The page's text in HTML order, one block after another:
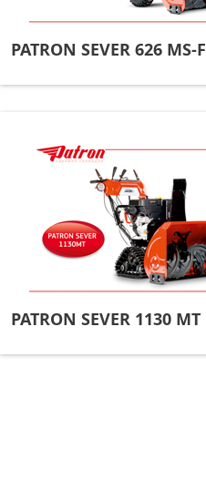
PATRON SEVER 626 MS-F
PATRON SEVER 1130 МT